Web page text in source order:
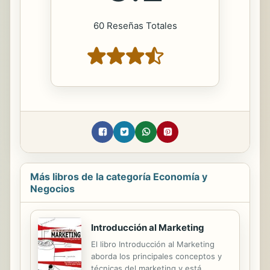
60 Reseñas Totales
Más libros de la categoría Economía y
Negocios
Introducción al Marketing
El libro Introducción al Marketing
aborda los principales conceptos y